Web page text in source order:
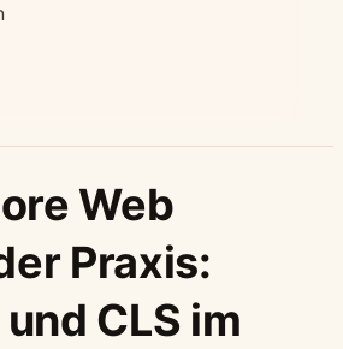
Web
Praxis:
und CLS im